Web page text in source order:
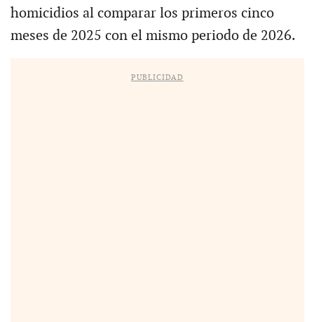
homicidios al comparar los primeros cinco
meses de 2025 con el mismo periodo de 2026.
PUBLICIDAD